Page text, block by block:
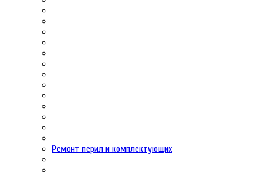
Ремонт перил и комплектующих